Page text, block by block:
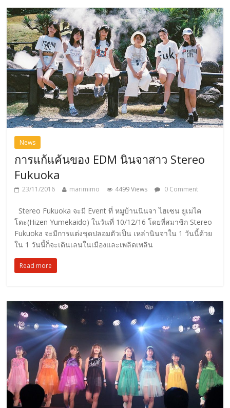
News
การแก้แค้นของ EDM นินจาสาว Stereo
Fukuoka
23/11/2016 marimimo 4499 Views 0 Comment
Stereo Fukuoka จะมี Event ที่ หมูบ้านนินจา ไฮเซน ยูเมไค
โดะ(Hizen Yumekaido) ในวันที่ 10/12/16 โดยที่สมาชิก Stereo
Fukuoka จะมีการแต่งชุดปลอมตัวเป็น เหล่านินจาใน 1 วันนี้ด้วย
ใน 1 วันนี้ก็จะเดินเลนในเมืองและเพลิดเพลิน
Read more